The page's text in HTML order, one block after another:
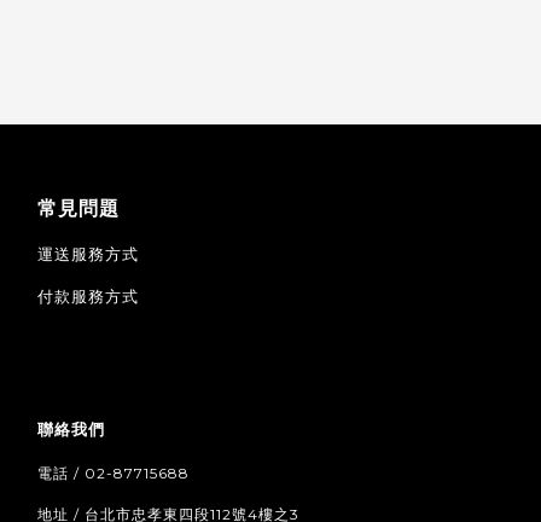
常見問題
運送服務方式
付款服務方式
聯絡我們
電話 / 02-87715688
地址 / 台北市忠孝東四段112號4樓之3